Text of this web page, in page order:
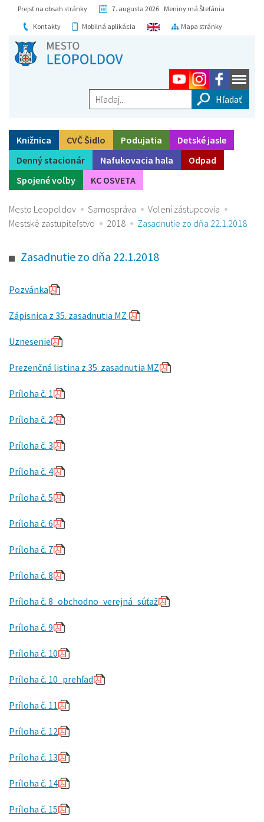
Prejsť na obsah stránky
7. augusta 2026 Meniny má Štefánia
Kontakty
Mobilná aplikácia Mapa stránky
Hľadaj...
Knižnica CVČ Šidlo Podujatia
Detské jasle
Denný stacionár
Nafukovacia hala
Odpad
Spojené voľby
KC OSVETA
Mesto Leopoldov Samospráva
Volení zástupcovia
Mestské zastupiteľstvo
2018 Zasadnutie zo dňa 22.1.2018
Zasadnutie zo dňa 22.1.2018
Pozvánka
Zápisnica z 35. zasadnutia MZ
Uznesenie
Prezenčná listina z 35. zasadnutia MZ
Príloha č. 1
Príloha č. 2
Príloha č. 3
Príloha č. 4
Príloha č. 5
Príloha č. 6
Príloha č. 7
Príloha č. 8
Príloha č. 8_obchodno_verejná_súťaž
Príloha č. 9
Príloha č. 10
Príloha č. 10_prehľad
Príloha č. 11
Príloha č. 12
Príloha č. 13
Príloha č. 14
Príloha č. 15